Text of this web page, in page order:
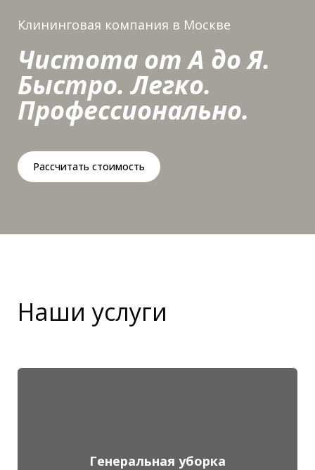
Клининговая компания в Москве
Чистота от А до Я.
Быстро. Легко.
Профессионально.
Рассчитать стоимость
Наши услуги
Генеральная уборка